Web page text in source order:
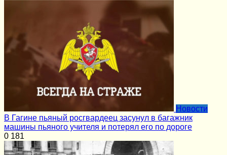
Новости
В Гагине пьяный росгвардеец засунул в багажник
машины пьяного учителя и потерял его по дороге
0 181